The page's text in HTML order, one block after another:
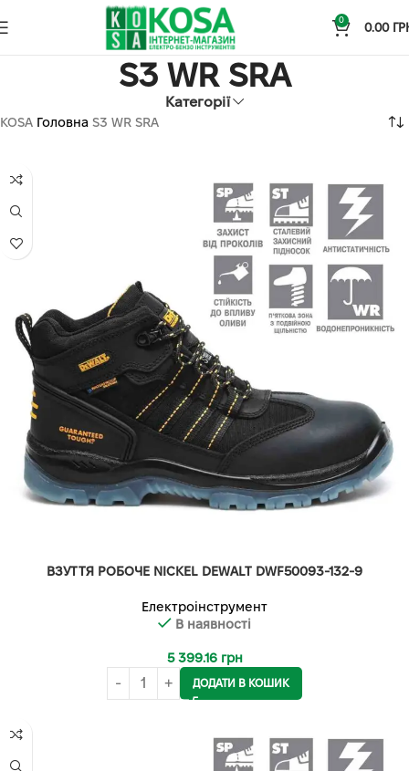
0
0.00
S3 WR SRA
Категорії
KOSA Головна S3 WR SRA
ВЗУТТЯ РОБОЧЕ NICKEL DEWALT DWF50093-132-9
Електроінструмент
В наявності
5 399.16 грн
ДОДАТИ В КОШИК